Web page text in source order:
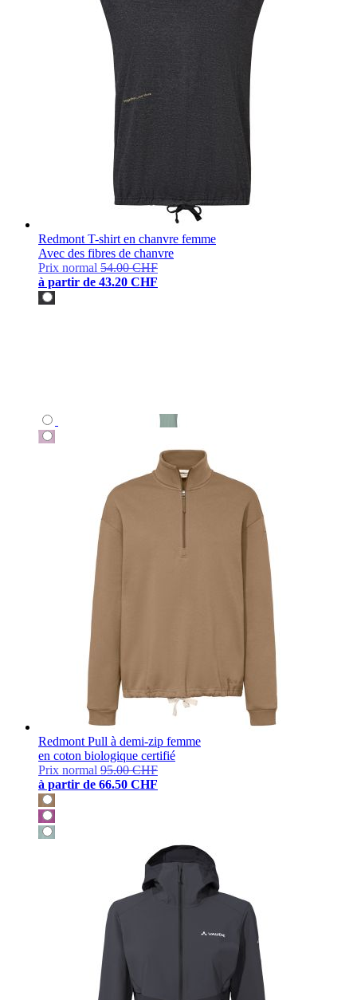
Redmont T-shirt en chanvre femme
Avec des fibres de chanvre
Prix normal 54.00 CHF
à partir de 43.20 CHF
Redmont Pull à demi-zip femme
en coton biologique certifié
Prix normal 95.00 CHF
à partir de 66.50 CHF